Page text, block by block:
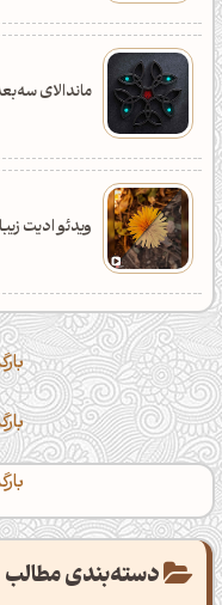
ماندالای
ویدئو ادیت
دسته‌بندی مطالب